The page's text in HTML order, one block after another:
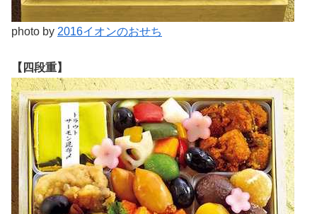
photo by 2016イオンのおせち
【四段重】